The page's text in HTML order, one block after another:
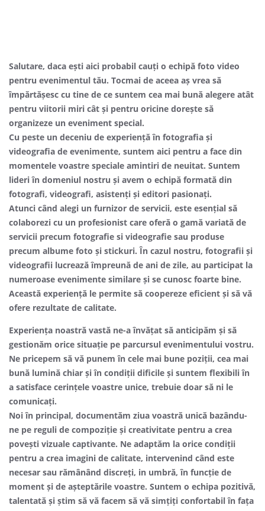
Salutare, daca ești aici probabil cauți o echipă foto video
pentru evenimentul tău. Tocmai de aceea aș vrea să
împărtășesc cu tine de ce suntem cea mai bună alegere atât
pentru viitorii miri cât și pentru oricine dorește să
organizeze un eveniment special.
Cu peste un deceniu de experiență în fotografia și
videografia de evenimente, suntem aici pentru a face din
momentele voastre speciale amintiri de neuitat. Suntem
lideri în domeniul nostru și avem o echipă formată din
fotografi, videografi, asistenți și editori pasionați.
Atunci când alegi un furnizor de servicii, este esențial să
colaborezi cu un profesionist care oferă o gamă variată de
servicii precum fotografie si videografie sau produse
precum albume foto și stickuri. În cazul nostru, fotografii și
videografii lucrează împreună de ani de zile, au participat la
numeroase evenimente similare și se cunosc foarte bine.
Această experiență le permite să coopereze eficient și să vă
ofere rezultate de calitate.
Experiența noastră vastă ne-a învățat să anticipăm și să
gestionăm orice situație pe parcursul evenimentului vostru.
Ne pricepem să vă punem în cele mai bune poziții, cea mai
bună lumină chiar și în condiții dificile și suntem flexibili în
a satisface cerințele voastre unice, trebuie doar să ni le
comunicați.
Noi în principal, documentăm ziua voastră unică bazându-
ne pe reguli de compoziție și creativitate pentru a crea
povești vizuale captivante. Ne adaptăm la orice condiții
pentru a crea imagini de calitate, intervenind când este
necesar sau rămânând discreți, in umbră, în funcție de
moment și de așteptările voastre. Suntem o echipa pozitivă,
talentată și știm să vă facem să vă simțiți confortabil în fața